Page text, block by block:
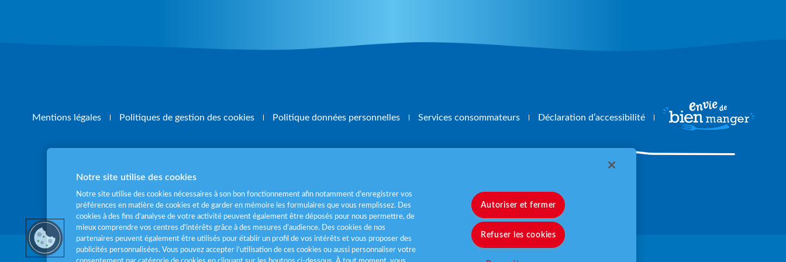
Mentions légales Politiques de gestion des cookies Politique données personnelles Services consommateurs Déclaration d’accessibilité
Pour votre santé, mangez 5 fruits et légumes par jourwww.mangerbouger.fr
Notre site utilise des cookies
Notre site utilise des cookies nécessaires à son bon fonctionnement afin notamment d’enregistrer vos
préférences en matière de cookies et de garder en mémoire les formulaires que vous remplissez. Des
cookies à des fins d’analyse de votre activité peuvent également être déposés pour nous permettre, de
mieux comprendre vos centres d'intérêts grâce à des mesures d’audience. Des cookies de nos
partenaires peuvent également être utilisés pour établir un profil de vos intérêts et vous proposer des
publicités personnalisées. Vous pouvez accepter l’utilisation de ces cookies ou aussi personnaliser votre
Autoriser et fermer
Refuser les cookies